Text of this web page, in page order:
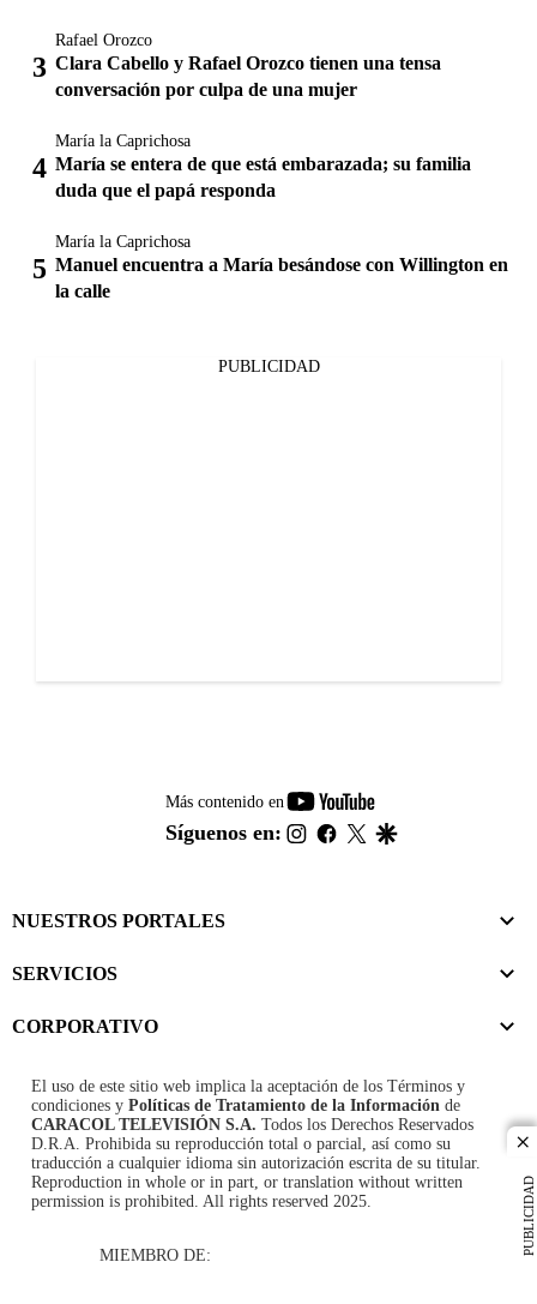
PUBLICIDAD
Rafael Orozco
Clara Cabello y Rafael Orozco tienen una tensa
conversación por culpa de una mujer
María la Caprichosa
María se entera de que está embarazada; su familia
duda que el papá responda
María la Caprichosa
Manuel encuentra a María besándose con Willington en
la calle
PUBLICIDAD
Más contenido en
youtube-
footer
Síguenos en: instagram
facebook
twitter
NUESTROS PORTALES
SERVICIOS
CORPORATIVO
El uso de este sitio web implica la aceptación de los Términos y
condiciones y Políticas de Tratamiento de la Información de
CARACOL TELEVISIÓN S.A. Todos los Derechos Reservados
D.R.A. Prohibida su reproducción total o parcial, así como su
traducción a cualquier idioma sin autorización escrita de su titular.
Reproduction in whole or in part, or translation without written
permission is prohibited. All rights reserved 2025.
MIEMBRO DE: